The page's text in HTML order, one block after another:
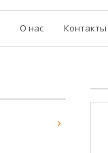
О нас Контакты